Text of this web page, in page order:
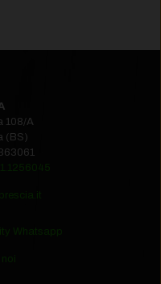
108/A
(BS)
Whatsapp